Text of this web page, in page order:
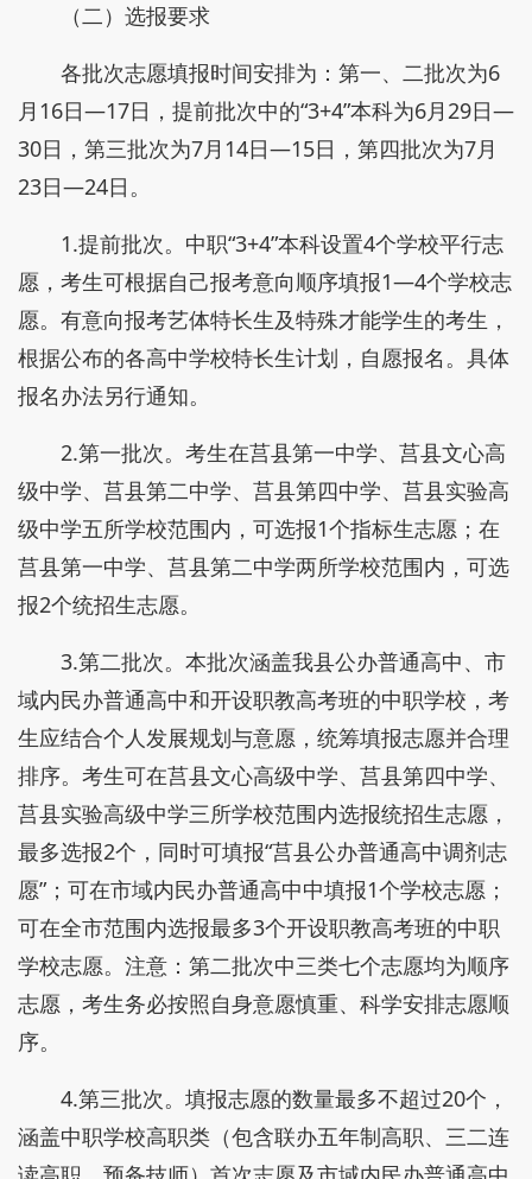
（二）选报要求
各批次志愿填报时间安排为：第一、二批次为6
月16日—17日，提前批次中的“3+4”本科为6月29日—
30日，第三批次为7月14日—15日，第四批次为7月
23日—24日。
1.提前批次。中职“3+4”本科设置4个学校平行志
愿，考生可根据自己报考意向顺序填报1—4个学校志
愿。有意向报考艺体特长生及特殊才能学生的考生，
根据公布的各高中学校特长生计划，自愿报名。具体
报名办法另行通知。
2.第一批次。考生在莒县第一中学、莒县文心高
级中学、莒县第二中学、莒县第四中学、莒县实验高
级中学五所学校范围内，可选报1个指标生志愿；在
莒县第一中学、莒县第二中学两所学校范围内，可选
报2个统招生志愿。
3.第二批次。本批次涵盖我县公办普通高中、市
域内民办普通高中和开设职教高考班的中职学校，考
生应结合个人发展规划与意愿，统筹填报志愿并合理
排序。考生可在莒县文心高级中学、莒县第四中学、
莒县实验高级中学三所学校范围内选报统招生志愿，
最多选报2个，同时可填报“莒县公办普通高中调剂志
愿”；可在市域内民办普通高中中填报1个学校志愿；
可在全市范围内选报最多3个开设职教高考班的中职
学校志愿。注意：第二批次中三类七个志愿均为顺序
志愿，考生务必按照自身意愿慎重、科学安排志愿顺
序。
4.第三批次。填报志愿的数量最多不超过20个，
涵盖中职学校高职类（包含联办五年制高职、三二连